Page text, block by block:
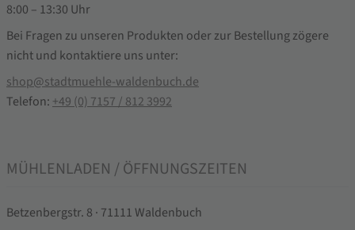
8:00 – 13:30 Uhr
Bei Fragen zu unseren Produkten oder zur Bestellung zögere
nicht und kontaktiere uns unter:
shop@stadtmuehle-waldenbuch.de
Telefon:+49 (0) 7157 / 812 3992
MÜHLENLADEN / ÖFFNUNGSZEITEN
Betzenbergstr. 8 · 71111 Waldenbuch